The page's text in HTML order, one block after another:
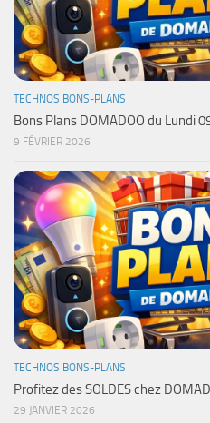
TECHNOS BONS-PLANS
Bons Plans DOMADOO du Lundi
9 FÉVRIER 2026
TECHNOS BONS-PLANS
Profitez des SOLDES chez
29 JANVIER 2026